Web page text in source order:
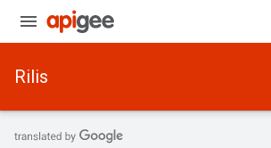
Rilis